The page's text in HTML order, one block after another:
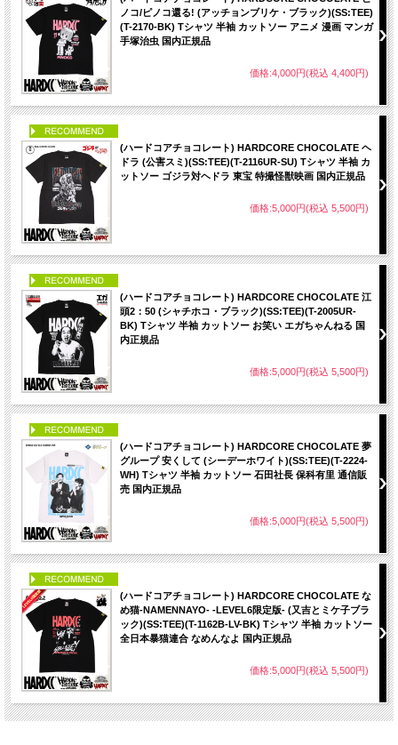
ノコ/ピノコ還る! (アッチョンブリケ・ブラック)(SS:TEE)
(T-2170-BK) Tシャツ 半袖 カットソー アニメ 漫画 マンガ
手塚治虫 国内正規品
価格:4,000円(税込 4,400円)
(ハードコアチョコレート) HARDCORE CHOCOLATE ヘ
ドラ (公害スミ)(SS:TEE)(T-2116UR-SU) Tシャツ 半袖 カ
ットソー ゴジラ対ヘドラ 東宝 特撮怪獣映画 国内正規品
価格:5,000円(税込 5,500円)
(ハードコアチョコレート) HARDCORE CHOCOLATE 江
頭2：50 (シャチホコ・ブラック)(SS:TEE)(T-2005UR-
BK) Tシャツ 半袖 カットソー お笑い エガちゃんねる 国
内正規品
価格:5,000円(税込 5,500円)
(ハードコアチョコレート) HARDCORE CHOCOLATE 夢
グループ 安くして (シーデーホワイト)(SS:TEE)(T-2224-
WH) Tシャツ 半袖 カットソー 石田社長 保科有里 通信販
売 国内正規品
価格:5,000円(税込 5,500円)
(ハードコアチョコレート) HARDCORE CHOCOLATE な
め猫-NAMENNAYO- -LEVEL6限定版- (又吉とミケ子ブラ
ック)(SS:TEE)(T-1162B-LV-BK) Tシャツ 半袖 カットソー
全日本暴猫連合 なめんなよ 国内正規品
価格:5,000円(税込 5,500円)